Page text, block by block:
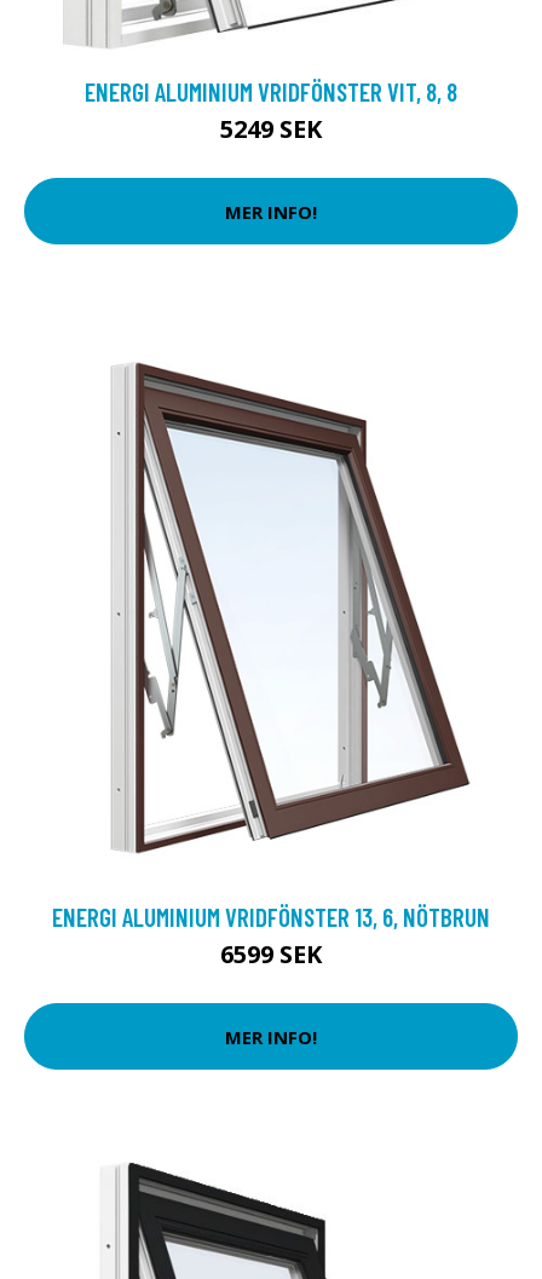
ENERGI ALUMINIUM VRIDFÖNSTER VIT, 8, 8
5249 SEK
MER INFO!
ENERGI ALUMINIUM VRIDFÖNSTER 13, 6, NÖTBRUN
6599 SEK
MER INFO!